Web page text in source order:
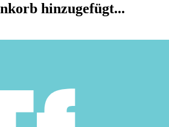
hinzugefügt...